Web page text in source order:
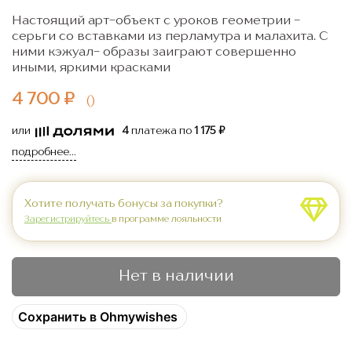
4 700 ₽ ()
или 4 платежа по 1 175 ₽
подробнее...
Хотите получать бонусы за покупки?
Зарегистрируйтесь в программе лояльности
Нет в наличии
Настоящий арт-объект с уроков геометрии -
серьги со вставками из перламутра и малахита. С
ними кэжуал- образы заиграют совершенно
иными, яркими красками
Сохранить в Ohmywishes